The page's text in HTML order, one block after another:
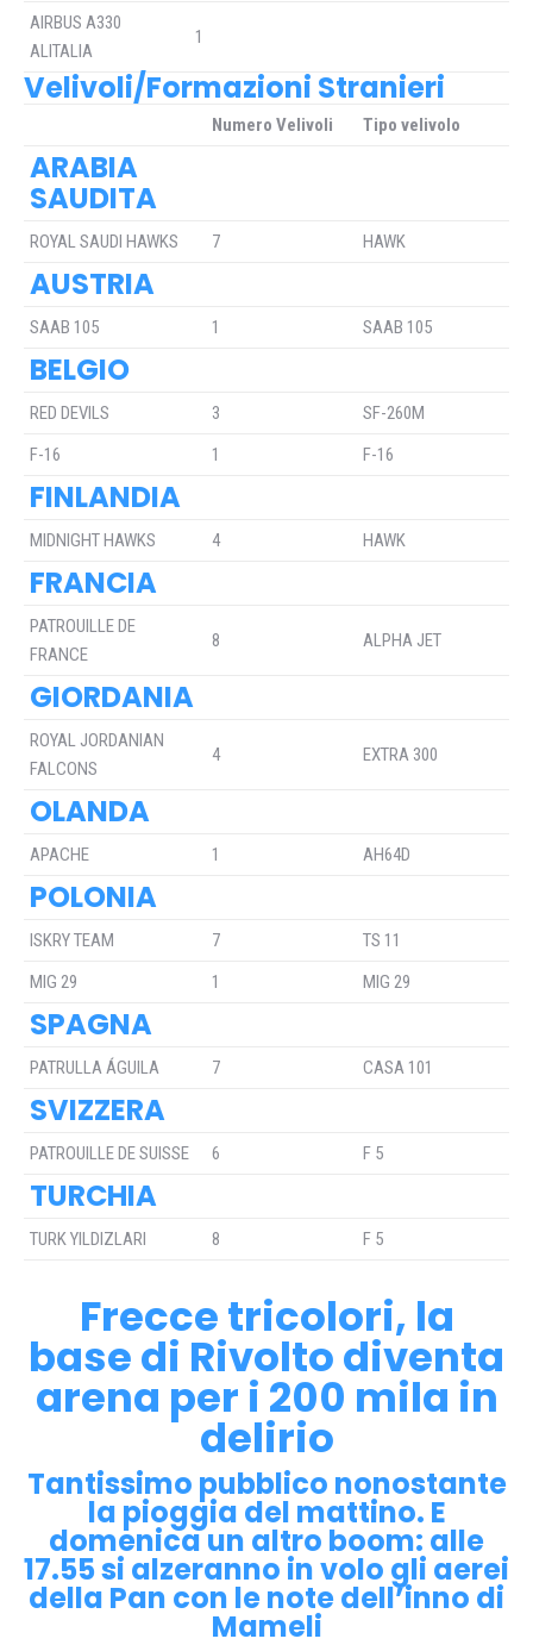
AIRBUS A330
ALITALIA
1
Velivoli/Formazioni Stranieri
Numero Velivoli Tipo velivolo
ARABIA
SAUDITA
ROYAL SAUDI HAWKS 7 HAWK
AUSTRIA
SAAB 105 1 SAAB 105
BELGIO
RED DEVILS 3
SF-260M
F-16
1 F-16
FINLANDIA
MIDNIGHT HAWKS 4 HAWK
FRANCIA
PATROUILLE DE
FRANCE
8 ALPHA JET
GIORDANIA
ROYAL JORDANIAN
FALCONS
4 EXTRA 300
OLANDA
APACHE 1 AH64D
POLONIA
ISKRY TEAM 7
TS 11
MIG 29
1 MIG 29
SPAGNA
PATRULLA ÁGUILA 7 CASA 101
SVIZZERA
PATROUILLE DE SUISSE 6 F 5
TURCHIA
TURK YILDIZLARI 8 F 5
Frecce tricolori, la
base di Rivolto diventa
arena per i 200 mila in
delirio
Tantissimo pubblico nonostante
la pioggia del mattino. E
domenica un altro boom: alle
17.55 si alzeranno in volo gli aerei
della Pan con le note dell’inno di
Mameli